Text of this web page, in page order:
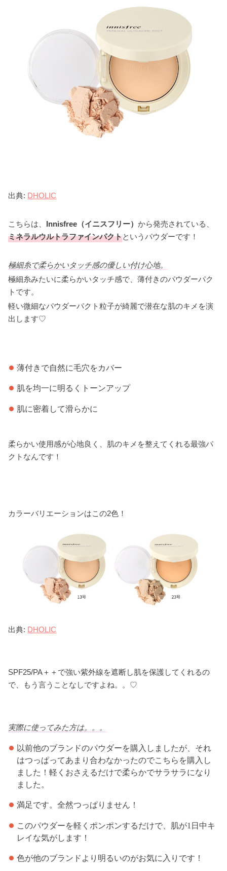
出典: DHOLIC
こちらは、 Innisfree（イニスフリー）から発売されている、
ミネラルウルトラファインパクトというパウダーです！
極細糸で柔らかいタッチ感の優しい付け心地。
極細糸みたいに柔らかいタッチ感で、薄付きのパウダーパク
トです。
軽い微細なパウダーパクト粒子が綺麗で潜在な肌のキメを演
出します♡
薄付きで自然に毛穴をカバー
肌を均一に明るくトーンアップ
肌に密着して滑らかに
柔らかい使用感が心地良く、肌のキメを整えてくれる最強パ
クトなんです！
カラーバリエーションはこの2色！
出典: DHOLIC
SPF25/PA＋＋で強い紫外線を遮断し肌を保護してくれるの
で、もう言うことなしですよね。。♡
実際に使ってみた方は。。。
以前他のブランドのパウダーを購入しましたが、それ
はつっぱってあまり合わなかったのでこちらを購入し
ました！軽くおさえるだけで柔らかでサラサラになり
ました。
満足です。全然つっぱりません！
このパウダーを軽くポンポンするだけで、肌が1日中キ
レイな気がします！
色が他のブランドより明るいのがお気に入りです！